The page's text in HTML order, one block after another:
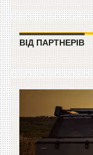
ВІД ПАРТНЕРІВ